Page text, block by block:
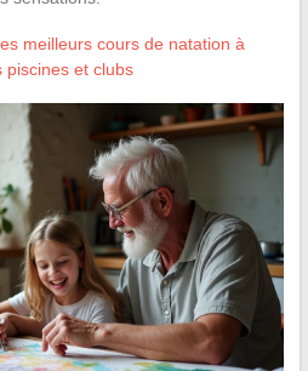
meilleurs cours de natation à
piscines et clubs